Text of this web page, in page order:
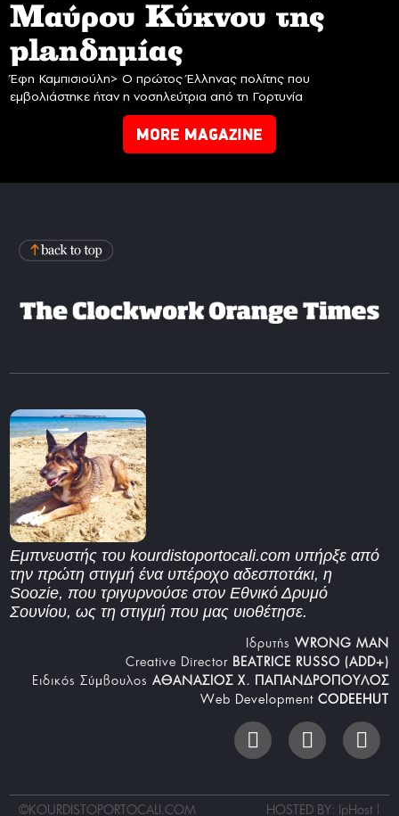
Mαύρου Κύκνου της
planδημίας
Έφη Καμπισιούλη> Ο πρώτος Έλληνας πολίτης που
εμβολιάστηκε ήταν η νοσηλεύτρια από τη Γορτυνία
MORE MAGAZINE
Εμπνευστής του kourdistoportocali.com υπήρξε από
την πρώτη στιγμή ένα υπέροχο αδεσποτάκι, η
Soozie, που τριγυρνούσε στον Εθνικό Δρυμό
Σουνίου, ως τη στιγμή που μας υιοθέτησε.
Iδρυτής WRONG MAN
Creative Director BEATRICE RUSSO (ADD+)
Ειδικός Σύμβουλος ΑΘΑΝΑΣΙΟΣ Χ. ΠΑΠΑΝΔΡΟΠΟΥΛΟΣ
Web Development CODEEHUT
©KOURDISTOPORTOCALI.COM HOSTED BY: IpHost |